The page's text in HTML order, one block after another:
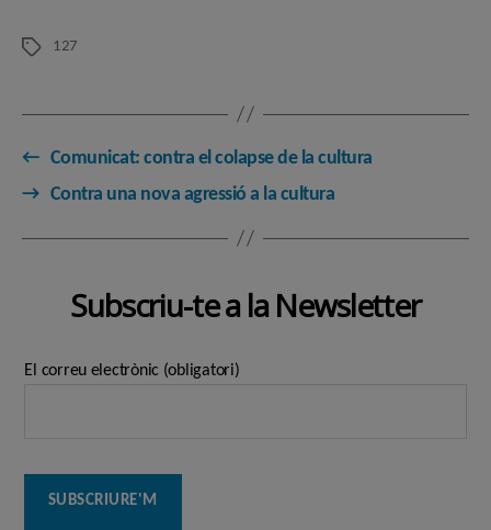
Etiquetes
127
← Comunicat: contra el colapse de la cultura
→ Contra una nova agressió a la cultura
Subscriu-te a la Newsletter
El correu electrònic (obligatori)